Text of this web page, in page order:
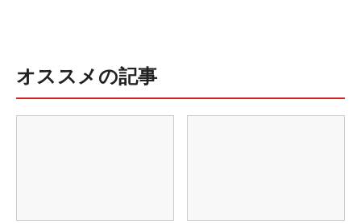
オススメの記事